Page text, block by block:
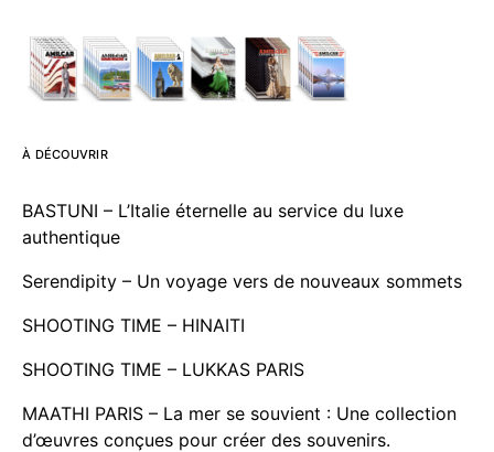
À DÉCOUVRIR
BASTUNI – L’Italie éternelle au service du luxe
authentique
Serendipity – Un voyage vers de nouveaux sommets
SHOOTING TIME – HINAITI
SHOOTING TIME – LUKKAS PARIS
MAATHI PARIS – La mer se souvient : Une collection
d’œuvres conçues pour créer des souvenirs.